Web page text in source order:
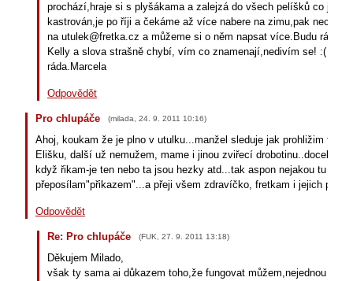
prochází,hraje si s plyšákama a zalejzá do všech pelíšků co jsou
kastrován,je po říji a čekáme až více nabere na zimu,pak
na utulek@fretka.cz a můžeme si o něm napsat více.Budu
Kelly a slova strašně chybí, vím co znamenají,nedivím se! :(
ráda.Marcela
Odpovědět
Pro chlupáče (milada 24. 9. 2011 10:16)
Ahoj, koukam že je plno v utulku...manžel sleduje jak prohližim
Elišku, další už nemužem, mame i jinou zviřecí drobotinu..docela
když řikam-je ten nebo ta jsou hezky atd...tak aspon nejakou tu
přeposílam"přikazem"...a přeji všem zdravíčko, fretkam i jejich
Odpovědět
Re: Pro chlupáče (FUK 27. 9. 2011 13:18)
Děkujem Milado,
však ty sama ai důkazem toho,že fungovat můžem,nejednou si